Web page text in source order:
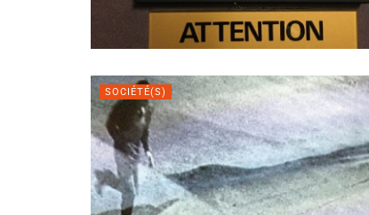
SOCIÉTÉ(S)